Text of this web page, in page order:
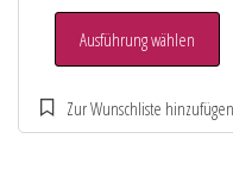
Ausführung wählen